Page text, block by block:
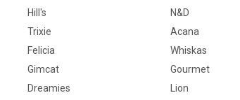
Hill's
N&D
Trixie
Acana
Felicia
Whiskas
Gimcat
Gourmet
Dreamies
Lion